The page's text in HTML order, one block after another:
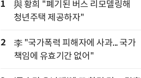
1
與 황희 "폐기된 버스 리모델링해
청년주택 제공하자"
2
李 "국가폭력 피해자에 사과... 국가
책임에 유효기간 없어"